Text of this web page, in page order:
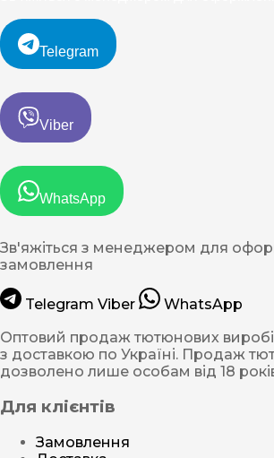
Telegram
Viber
WhatsApp
Зв'яжіться з менеджером для
замовлення
Telegram Viber
WhatsApp
Оптовий продаж тютюнових
з доставкою по Україні. Продаж
дозволено лише особам від 18
Для клієнтів
Замовлення